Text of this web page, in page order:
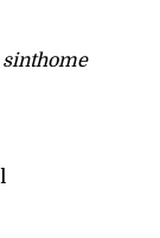
sinthome